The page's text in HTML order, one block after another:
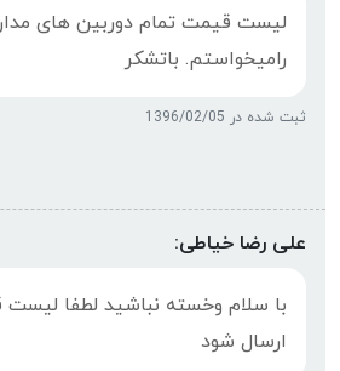
لیست قیمت تمام دوربین های
رامیخواستم. باتشکر
ثبت شده در 1396/02/05
علی رضا خیاطی:
با سلام وخسته نباشید لطفا
ارسال شود